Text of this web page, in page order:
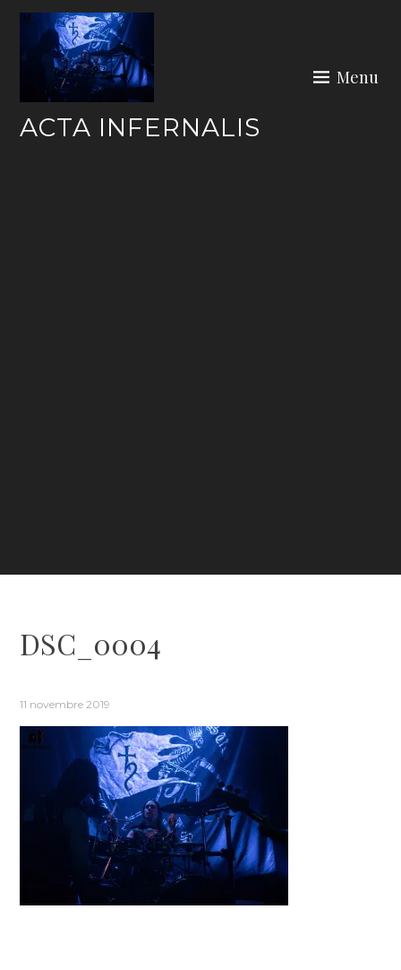
Skip
content
ACTA INFERNALIS
Menu
DSC_0004
11 novembre 2019